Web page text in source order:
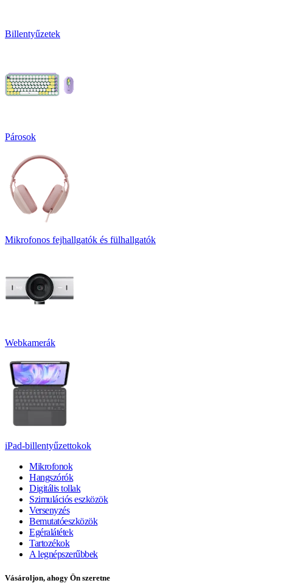
Billentyűzetek
Párosok
Mikrofonos fejhallgatók és fülhallgatók
Webkamerák
iPad-billentyűzettokok
Mikrofonok
Hangszórók
Digitális tollak
Szimulációs eszközök
Versenyzés
Bemutatóeszközök
Egéralátétek
Tartozékok
A legnépszerűbbek
Vásároljon, ahogy Ön szeretne